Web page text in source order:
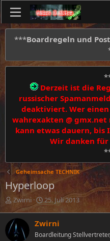
***Boardregeln und
Derzeit ist die
russischer
deaktiviert. Wer
wahrexakten @
kann etwas dauern,
Wir danken für
Geheimsache TECHNIK
Hyperloop
E
s
t
e
Zwirni
E
r
t
e
25. Juli 2013
Zwirni
Boardleitung